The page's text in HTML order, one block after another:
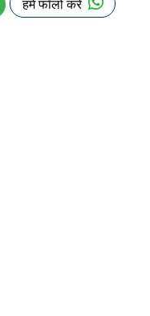
हमें फॉलो करें